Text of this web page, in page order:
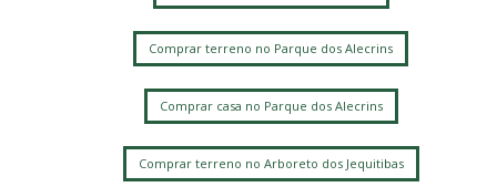
Comprar terreno no Parque dos Alecrins
Comprar casa no Parque dos Alecrins
Comprar terreno no Arboreto dos Jequitibas